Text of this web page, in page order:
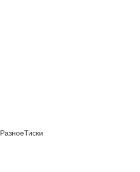
РазноеТиски